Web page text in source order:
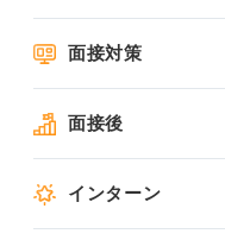
面接対策
面接後
インターン